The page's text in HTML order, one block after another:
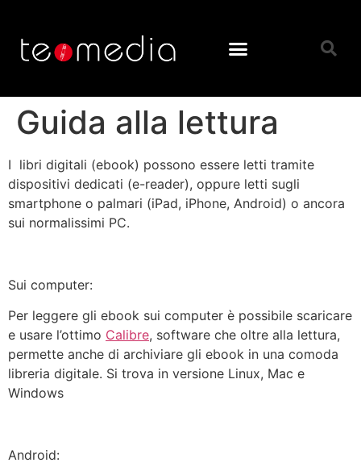
Guida alla lettura
I libri digitali (ebook) possono essere letti tramite
dispositivi dedicati (e-reader), oppure letti sugli
smartphone o palmari (iPad, iPhone, Android) o ancora
sui normalissimi PC.
Sui computer:
Per leggere gli ebook sui computer è possibile scaricare
e usare l’ottimo Calibre, software che oltre alla lettura,
permette anche di archiviare gli ebook in una comoda
libreria digitale. Si trova in versione Linux, Mac e
Windows
Android: